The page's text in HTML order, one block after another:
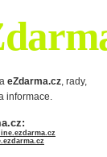
eZdarma.cz , rady,
informace.